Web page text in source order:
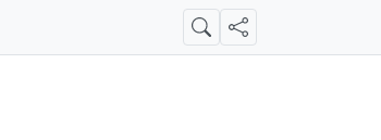
SucheTeilen